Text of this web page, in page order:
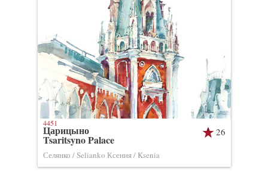
26
Царицыно
Tsaritsyno Palace
Селянко / Selianko Ксения / Ksenia
4451